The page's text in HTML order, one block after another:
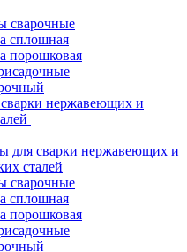
сварочные
сплошная
порошковая
нержавеющих и
для сварки нержавеющих и
сталей
сварочные
сплошная
порошковая